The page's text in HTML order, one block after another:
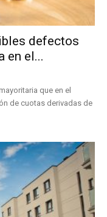
defectos
en el...
que en el
de cuotas derivadas de